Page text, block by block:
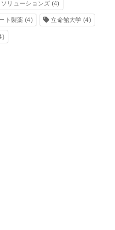
リューションズ (4)
ト製薬 (4) 立命館大学 (4)